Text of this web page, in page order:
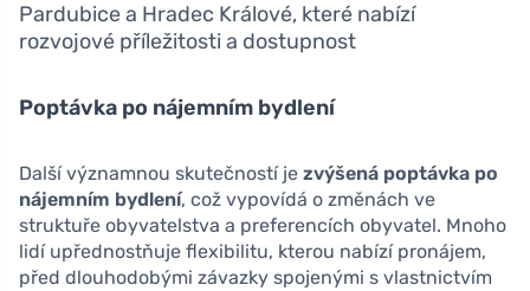
Pardubice a Hradec Králové, které nabízí
rozvojové příležitosti a dostupnost
Poptávka po nájemním bydlení
Další významnou skutečností je zvýšená poptávka po
nájemním bydlení, což vypovídá o změnách ve
struktuře obyvatelstva a preferencích obyvatel. Mnoho
lidí upřednostňuje flexibilitu, kterou nabízí pronájem,
před dlouhodobými závazky spojenými s vlastnictvím